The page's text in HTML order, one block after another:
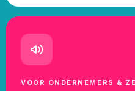
VOOR ONDERNEMERS &